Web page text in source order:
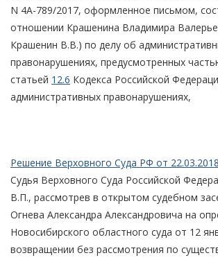
N 4А-789/2017, оформленное письмом,
отношении Крашенина Владимира
Крашенин В.В.) по делу об
правонарушениях, предусмотренных
статьей 12.6 Кодекса Российской
административных правонарушениях,
Решение Верховного Суда РФ от
Судья Верховного Суда Российской
В.П., рассмотрев в открытом судебном
Огнева Александра Александровича на
Новосибирского областного суда от 12
возвращении без рассмотрения по